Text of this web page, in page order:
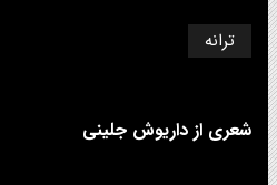
ترانه
شعری از داریوش جلینی